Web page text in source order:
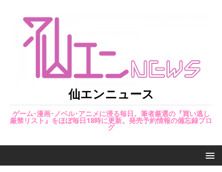
仙エンニュース
ゲーム･漫画･ノベル･アニメに浸る毎日。筆者厳選の『買い逃し
厳禁リスト』をほぼ毎日18時に更新。発売予約情報の備忘録ブロ
グ